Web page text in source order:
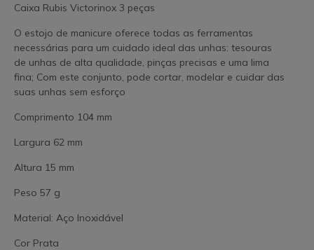
Caixa Rubis Victorinox 3 peças
O estojo de manicure oferece todas as ferramentas
necessárias para um cuidado ideal das unhas: tesouras
de unhas de alta qualidade, pinças precisas e uma lima
fina; Com este conjunto, pode cortar, modelar e cuidar das
suas unhas sem esforço
Comprimento 104 mm
Largura 62 mm
Altura 15 mm
Peso 57 g
Material: Aço Inoxidável
Cor Prata